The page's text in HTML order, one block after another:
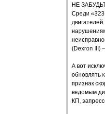
НЕ
Среди
(Dexron III)
А вот
обновлять
признак
ведомым
КП,